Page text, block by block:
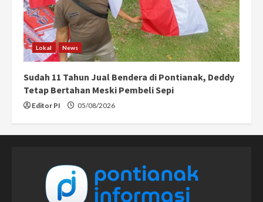
Lokal News
Sudah 11 Tahun Jual Bendera di Pontianak, Deddy
Tetap Bertahan Meski Pembeli Sepi
Editor PI 05/08/2026